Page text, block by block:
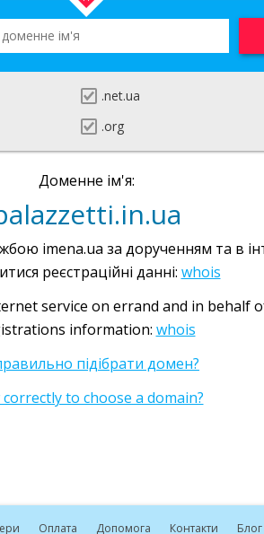
.net.ua
.org
Доменне ім'я:
imena.ua за дорученням та в
реєстраційні данні: whois
service on errand and in behalf
information: whois
підібрати домен?
correctly to choose a domain?
Оплата Допомога Контакти Блог